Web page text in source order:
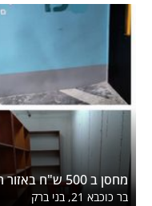
מחסן ב 500 ש"ח באזור התעשיה הצפוני ב"ב
בר כוכבא 21, בני ברק